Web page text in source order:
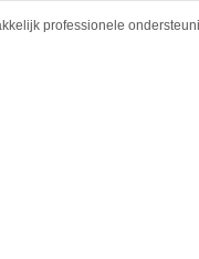
professionele